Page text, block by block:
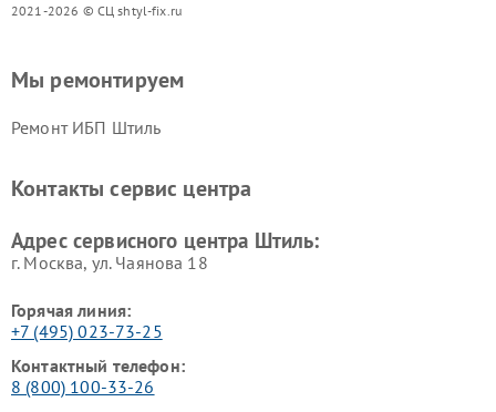
2021-2026 © СЦ shtyl-fix.ru
Мы ремонтируем
Ремонт ИБП Штиль
Контакты сервис центра
Адрес сервисного центра Штиль:
г. Москва, ул. Чаянова 18
Горячая линия:
+7 (495) 023-73-25
Контактный телефон:
8 (800) 100-33-26